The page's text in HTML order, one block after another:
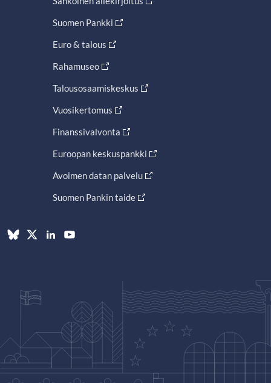
Suomen Pankki
Euro & talous
Rahamuseo
Talousosaamiskeskus
Vuosikertomus
Finanssivalvonta
Euroopan keskuspankki
Avoimen datan palvelu
Suomen Pankin taide